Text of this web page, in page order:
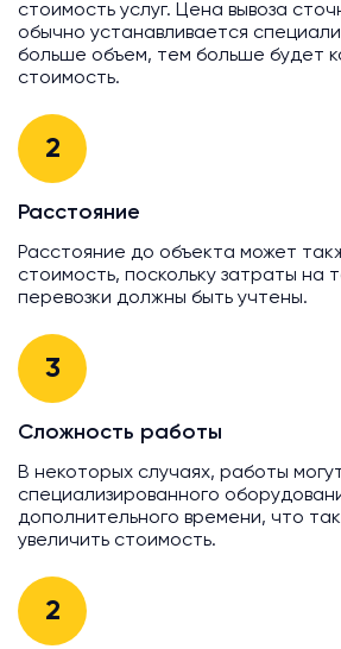
стоимость услуг. Цена вывоза
обычно устанавливается
больше объем, тем больше будет
стоимость.
2
Расстояние
Расстояние до объекта может
стоимость, поскольку затраты на
перевозки должны быть учтены.
3
Сложность работы
В некоторых случаях, работы
специализированного
дополнительного времени, что
увеличить стоимость.
2